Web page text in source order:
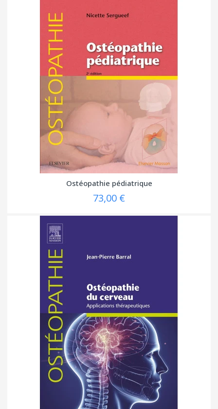
Ostéopathie pédiatrique
73,00 €